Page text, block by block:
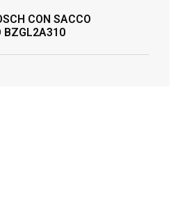
CON SACCO
BZGL2A310